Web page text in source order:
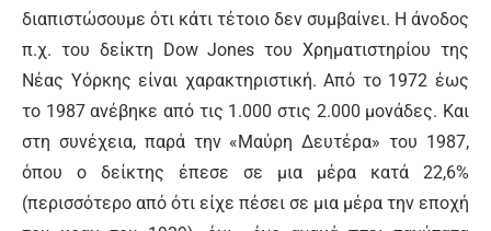
διαπιστώσουμε ότι κάτι τέτοιο δεν συμβαίνει. Η άνοδος
π.χ. του δείκτη Dow Jones του Χρηματιστηρίου της
Νέας Υόρκης είναι χαρακτηριστική. Από το 1972 έως
το 1987 ανέβηκε από τις 1.000 στις 2.000 μονάδες. Και
στη συνέχεια, παρά την «Μαύρη Δευτέρα» του 1987,
όπου ο δείκτης έπεσε σε μια μέρα κατά 22,6%
(περισσότερο από ότι είχε πέσει σε μια μέρα την εποχή